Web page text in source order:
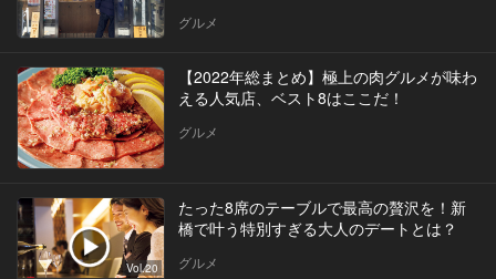
グルメ
【2022年総まとめ】極上の肉グルメが味わ
える人気店、ベスト8はここだ！
グルメ
Vol.20
たった8席のテーブルで最高の贅沢を！新
橋で叶う特別すぎる大人のデートとは？
グルメ